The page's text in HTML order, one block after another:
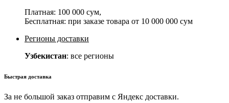
Платная: 100 000 сум,
Бесплатная: при заказе товара от 10 000 000 сум
Регионы доставки
Узбекистан: все регионы
Быстрая доставка
За не большой заказ отправим с Яндекс доставки.